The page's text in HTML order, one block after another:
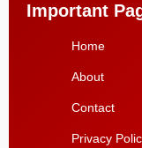
Important
Home
About
Contact
Privacy